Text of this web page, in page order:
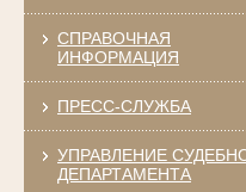
СПРАВОЧНАЯ
ИНФОРМАЦИЯ
ПРЕСС-СЛУЖБА
УПРАВЛЕНИЕ
ДЕПАРТАМЕНТА